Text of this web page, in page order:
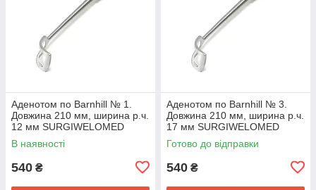
Аденотом по Barnhill № 1.
Довжина 210 мм, ширина р.ч.
12 мм SURGIWELOMED
В наявності
540 ₴
Аденотом по Barnhill № 3.
Довжина 210 мм, ширина р.ч.
17 мм SURGIWELOMED
Готово до відправки
540 ₴